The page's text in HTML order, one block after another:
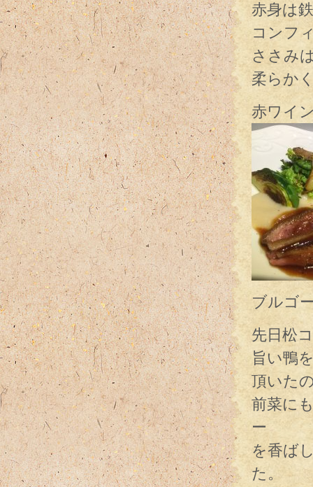
赤身は
コンフ
ささみ
柔らか
赤ワイ
ブルゴ
先日松
旨い鴨
頂いた
前菜に
ー
を香ば
た。